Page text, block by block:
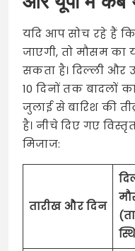
यदि आप सोच रहे हैं
जाएगी, तो मौसम का
सकता है। दिल्ली और
10 दिनों तक बादलों
जुलाई से बारिश की
है। नीचे दिए गए
मिजाज:
तारीख और दिन